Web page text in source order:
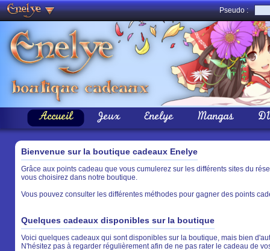
Pseudo :
Accueil Jeux Enelye Mangas
Bienvenue sur la boutique cadeaux Enelye
Grâce aux points cadeau que vous cumulerez sur les différents sites du
vous choisirez dans notre boutique.
Vous pouvez consulter les différentes méthodes pour gagner des points
Quelques cadeaux disponibles sur la boutique
Voici quelques cadeaux qui sont disponibles sur la boutique, mais bien
N'hésitez pas à regarder régulièrement afin de ne pas rater le cadeau de